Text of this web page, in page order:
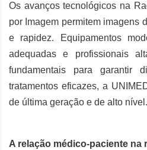
Os avanços tecnológicos na
por Imagem permitem imagens
e rapidez. Equipamentos
adequadas e profissionais
fundamentais para garantir
tratamentos eficazes, a
de última geração e de alto nível.
A relação médico-paciente na